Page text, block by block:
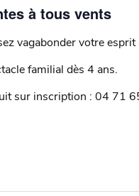
à tous vents
vagabonder votre
familial dès 4 ans.
sur inscription : 04 71